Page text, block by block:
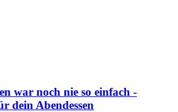
war noch nie so einfach -
dein Abendessen